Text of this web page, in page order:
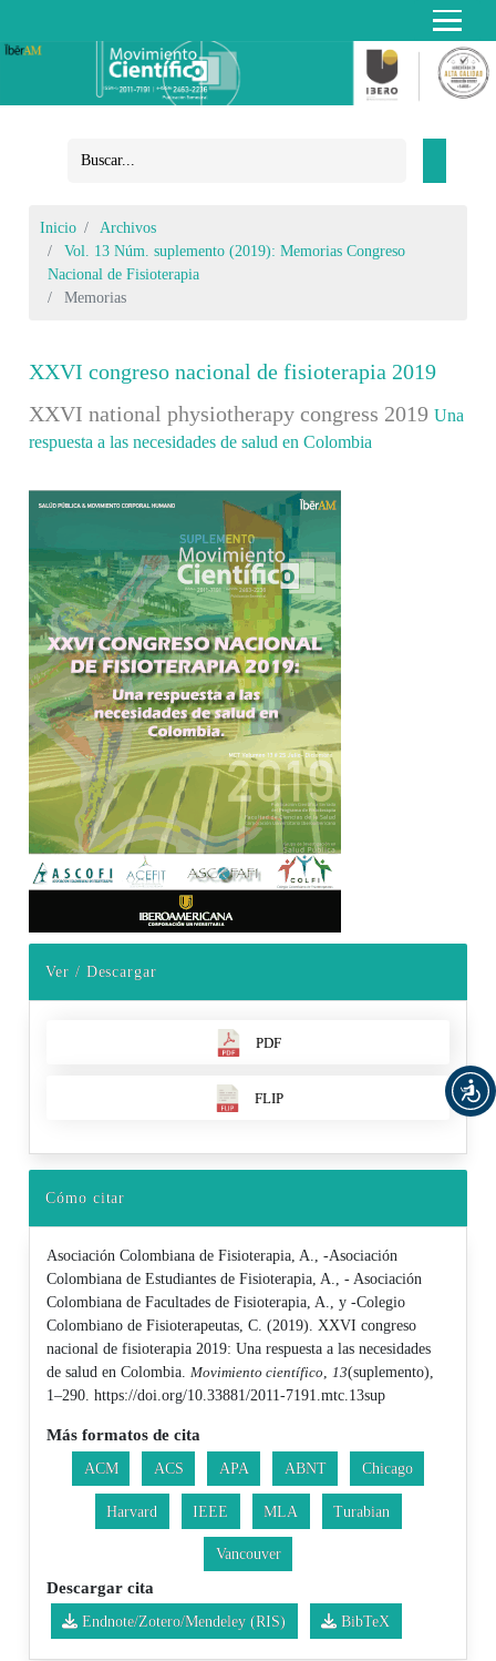
Inicio
Archivos
Vol. 13 Núm. suplemento (2019): Memorias Congreso
Nacional de Fisioterapia
Memorias
XXVI congreso nacional de fisioterapia 2019
XXVI national physiotherapy congress 2019Una
respuesta a las necesidades de salud en Colombia
Barra lateral del artículo
Ver / Descargar
PDF
FLIP
Cómo citar
Asociación Colombiana de Fisioterapia, A., -Asociación
Colombiana de Estudiantes de Fisioterapia, A., - Asociación
Colombiana de Facultades de Fisioterapia, A., y -Colegio
Colombiano de Fisioterapeutas, C. (2019). XXVI congreso
nacional de fisioterapia 2019: Una respuesta a las necesidades
de salud en Colombia.Movimiento científico,13(suplemento),
1–290. https://doi.org/10.33881/2011-7191.mtc.13sup
Más formatos de cita
ACM ACS APA ABNT Chicago
Harvard IEEE MLA Turabian
Vancouver
Descargar cita
Endnote/Zotero/Mendeley (RIS) BibTeX